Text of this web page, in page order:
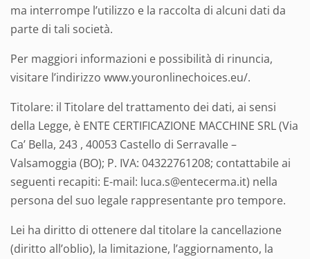
ma interrompe l’utilizzo e la raccolta di alcuni dati da
parte di tali società.
Per maggiori informazioni e possibilità di rinuncia,
visitare l’indirizzo www.youronlinechoices.eu/.
Titolare: il Titolare del trattamento dei dati, ai sensi
della Legge, è ENTE CERTIFICAZIONE MACCHINE SRL (Via
Ca’ Bella, 243 , 40053 Castello di Serravalle –
Valsamoggia (BO); P. IVA: 04322761208; contattabile ai
seguenti recapiti: E-mail: luca.s@entecerma.it) nella
persona del suo legale rappresentante pro tempore.
Lei ha diritto di ottenere dal titolare la cancellazione
(diritto all’oblio), la limitazione, l’aggiornamento, la